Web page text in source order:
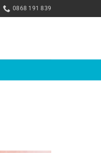
0868 191 839